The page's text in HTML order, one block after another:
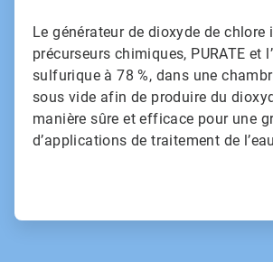
Le générateur de dioxyde de
précurseurs chimiques, PURATE et
sulfurique à 78 %, dans une
sous vide afin de produire du
manière sûre et efficace pour une
d’applications de traitement de